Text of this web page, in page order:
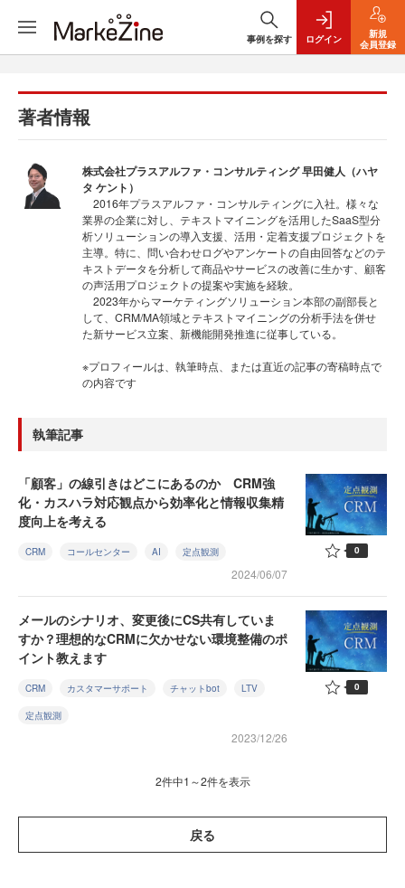
事例を探す ログイン
新規
会員登録
著者情報
株式会社プラスアルファ・コンサルティング 早田健人（ハヤ
タ ケント）
2016年プラスアルファ・コンサルティングに入社。様々な
業界の企業に対し、テキストマイニングを活用したSaaS型分
析ソリューションの導入支援、活用・定着支援プロジェクトを
主導。特に、問い合わせログやアンケートの自由回答などのテ
キストデータを分析して商品やサービスの改善に生かす、顧客
の声活用プロジェクトの提案や実施を経験。
2023年からマーケティングソリューション本部の副部長と
して、CRM/MA領域とテキストマイニングの分析手法を併せ
た新サービス立案、新機能開発推進に従事している。
※プロフィールは、執筆時点、または直近の記事の寄稿時点で
の内容です
執筆記事
「顧客」の線引きはどこにあるのか CRM強
化・カスハラ対応観点から効率化と情報収集精
度向上を考える
CRM コールセンター AI 定点観測
2024/06/07
0
メールのシナリオ、変更後にCS共有していま
すか？理想的なCRMに欠かせない環境整備のポ
イント教えます
CRM カスタマーサポート チャットbot LTV
定点観測
2023/12/26
0
2件中1～2件を表示
戻る